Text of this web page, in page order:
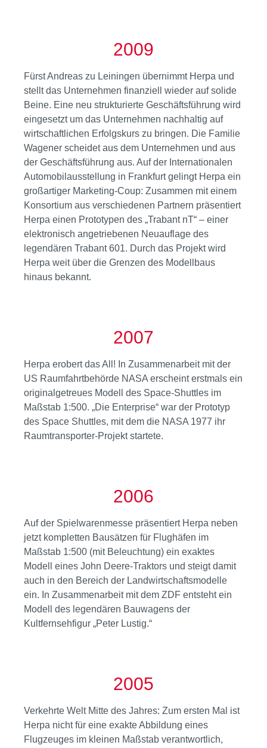
2009
Fürst Andreas zu Leiningen übernimmt Herpa und
stellt das Unternehmen finanziell wieder auf solide
Beine. Eine neu strukturierte Geschäftsführung wird
eingesetzt um das Unternehmen nachhaltig auf
wirtschaftlichen Erfolgskurs zu bringen. Die Familie
Wagener scheidet aus dem Unternehmen und aus
der Geschäftsführung aus. Auf der Internationalen
Automobilausstellung in Frankfurt gelingt Herpa ein
großartiger Marketing-Coup: Zusammen mit einem
Konsortium aus verschiedenen Partnern präsentiert
Herpa einen Prototypen des „Trabant nT“ – einer
elektronisch angetriebenen Neuauflage des
legendären Trabant 601. Durch das Projekt wird
Herpa weit über die Grenzen des Modellbaus
hinaus bekannt.
2007
Herpa erobert das All! In Zusammenarbeit mit der
US Raumfahrtbehörde NASA erscheint erstmals ein
originalgetreues Modell des Space-Shuttles im
Maßstab 1:500. „Die Enterprise“ war der Prototyp
des Space Shuttles, mit dem die NASA 1977 ihr
Raumtransporter-Projekt startete.
2006
Auf der Spielwarenmesse präsentiert Herpa neben
jetzt kompletten Bausätzen für Flughäfen im
Maßstab 1:500 (mit Beleuchtung) ein exaktes
Modell eines John Deere-Traktors und steigt damit
auch in den Bereich der Landwirtschaftsmodelle
ein. In Zusammenarbeit mit dem ZDF entsteht ein
Modell des legendären Bauwagens der
Kultfernsehfigur „Peter Lustig.“
2005
Verkehrte Welt Mitte des Jahres: Zum ersten Mal ist
Herpa nicht für eine exakte Abbildung eines
Flugzeuges im kleinen Maßstab verantwortlich,